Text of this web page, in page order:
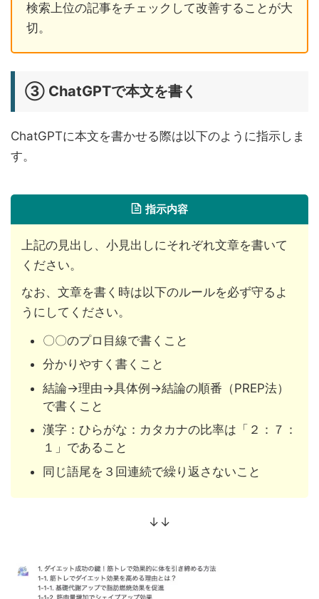
検索上位の記事をチェックして改善することが大
切。
③ ChatGPTで本文を書く
ChatGPTに本文を書かせる際は以下のように指示しま
す。
指示内容
上記の見出し、小見出しにそれぞれ文章を書いて
ください。
なお、文章を書く時は以下のルールを必ず守るよ
うにしてください。
〇〇のプロ目線で書くこと
分かりやすく書くこと
結論→理由→具体例→結論の順番（PREP法）
で書くこと
漢字：ひらがな：カタカナの比率は「２：７：
１」であること
同じ語尾を３回連続で繰り返さないこと
↓↓